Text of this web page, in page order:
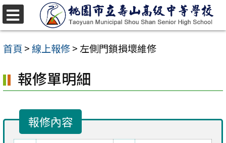
跳
至
主
內
容
首頁 >線上報修> 左側門鎖損壞維修
報修單明細
報修內容
選
單